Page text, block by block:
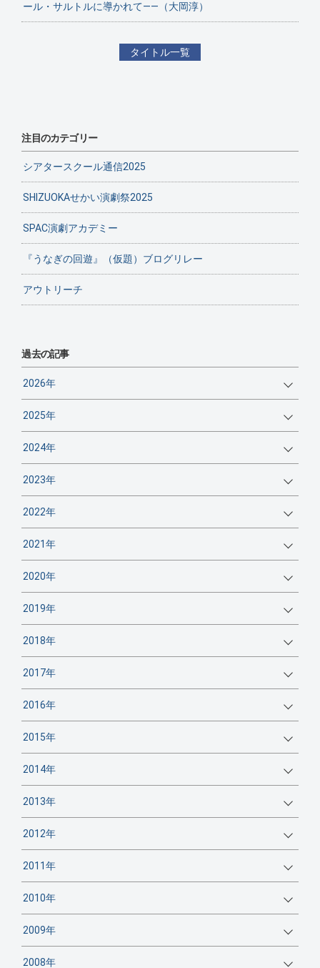
ール・サルトルに導かれて——（大岡淳）
タイトル一覧
注目のカテゴリー
シアタースクール通信2025
SHIZUOKAせかい演劇祭2025
SPAC演劇アカデミー
『うなぎの回遊』（仮題）ブログリレー
アウトリーチ
過去の記事
2026年
2025年
2024年
2023年
2022年
2021年
2020年
2019年
2018年
2017年
2016年
2015年
2014年
2013年
2012年
2011年
2010年
2009年
2008年